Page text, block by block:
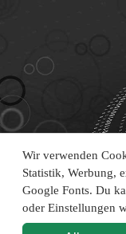
Wir verwenden
Statistik, Werbung,
Google Fonts. Du
oder Einstellungen